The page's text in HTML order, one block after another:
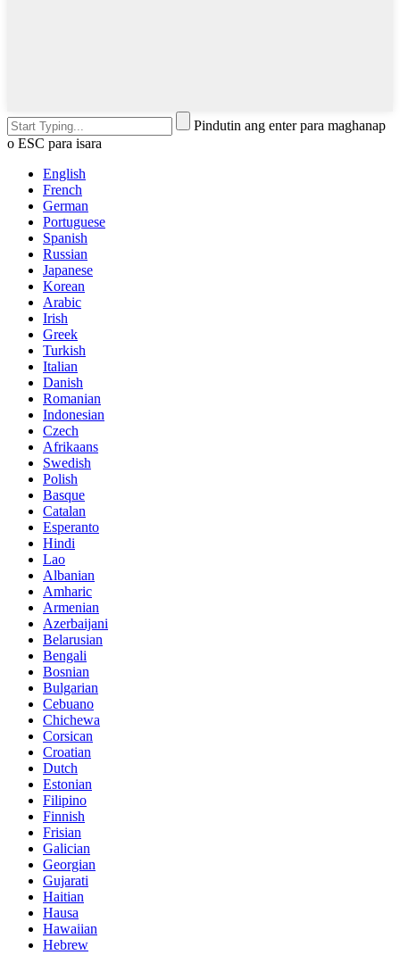
Pindutin ang enter para maghanap
o ESC para isara
English
French
German
Portuguese
Spanish
Russian
Japanese
Korean
Arabic
Irish
Greek
Turkish
Italian
Danish
Romanian
Indonesian
Czech
Afrikaans
Swedish
Polish
Basque
Catalan
Esperanto
Hindi
Lao
Albanian
Amharic
Armenian
Azerbaijani
Belarusian
Bengali
Bosnian
Bulgarian
Cebuano
Chichewa
Corsican
Croatian
Dutch
Estonian
Filipino
Finnish
Frisian
Galician
Georgian
Gujarati
Haitian
Hausa
Hawaiian
Hebrew